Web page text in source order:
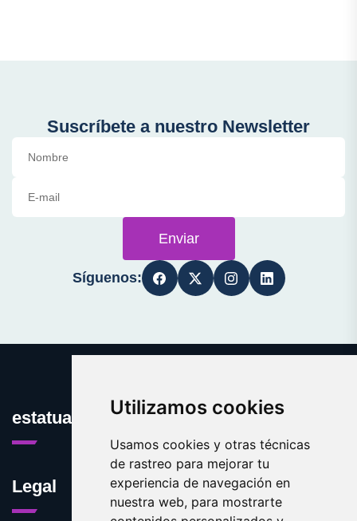
Utilizamos cookies
Usamos cookies y otras técnicas
de rastreo para mejorar tu
experiencia de navegación en
nuestra web, para mostrarte
Suscríbete a nuestro Newsletter
Enviar
Síguenos:
estatuasvivientes.com
Legal